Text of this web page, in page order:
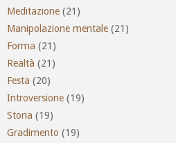
Meditazione (21)
Manipolazione mentale (21)
Forma (21)
Realtà (21)
Festa (20)
Introversione (19)
Storia (19)
Gradimento (19)